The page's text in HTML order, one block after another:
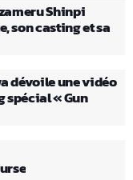
Shinpi
son casting et sa
dévoile une vidéo
spécial « Gun